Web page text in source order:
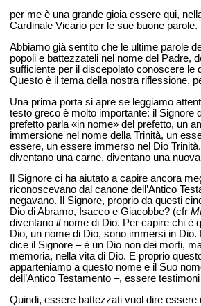
per me è una grande gioia essere qui,
Cardinale Vicario per le sue buone parole.
Abbiamo già sentito che le ultime parole
popoli e battezzateli nel nome del Padre,
sufficiente per il discepolato conoscere
Questo è il tema della nostra riflessione,
Una prima porta si apre se leggiamo
testo greco è molto importante: il Signore
prefetto parla «in nome» del prefetto, un
immersione nel nome della Trinità, un
essere, un essere immerso nel Dio
diventano una carne, diventano una
Il Signore ci ha aiutato a capire ancora
riconoscevano dal canone dell’Antico
negavano. Il Signore, proprio da questi
Dio di Abramo, Isacco e Giacobbe? (cfr
diventano il nome di Dio. Per capire chi è
Dio, un nome di Dio, sono immersi in
dice il Signore – è un Dio non dei morti,
memoria, nella vita di Dio. E proprio
apparteniamo a questo nome e il Suo
dell’Antico Testamento –, essere
Quindi, essere battezzati vuol dire